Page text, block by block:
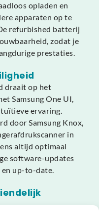
opladen en
apparaten op te
refurbished batterij
zodat je
prestaties.
draait op het
Samsung One UI,
ervaring.
door Samsung Knox,
in
altijd optimaal
software-updates
up-to-date.
Galaxy Z Flip 4